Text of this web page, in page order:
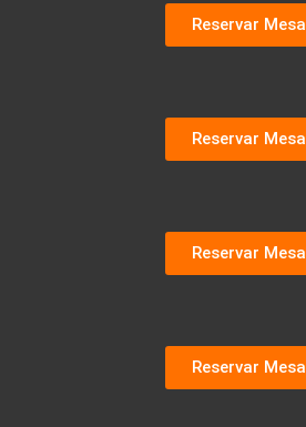
Reservar Mesa
Reservar Mesa
Reservar Mesa
Reservar Mesa